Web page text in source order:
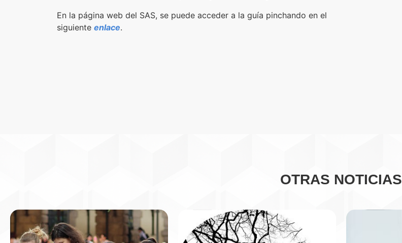
En la página web del SAS, se puede acceder a la guía pinchando en el
siguiente enlace.
OTRAS NOTICIAS